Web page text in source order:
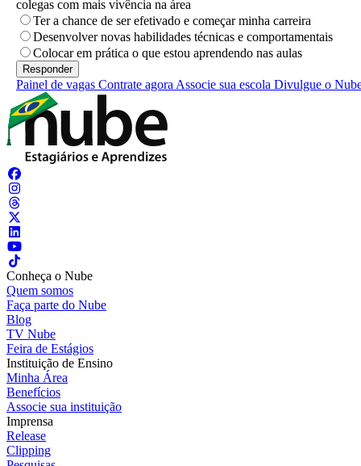
colegas com mais vivência na área
Ter a chance de ser efetivado e começar minha carreira
Desenvolver novas habilidades técnicas e comportamentais
Colocar em prática o que estou aprendendo nas aulas
Painel de vagas Contrate agora Associe sua escola Divulgue o
Conheça o Nube
Quem somos
Faça parte do Nube
Blog
TV Nube
Feira de Estágios
Instituição de Ensino
Minha Área
Benefícios
Associe sua instituição
Imprensa
Release
Clipping